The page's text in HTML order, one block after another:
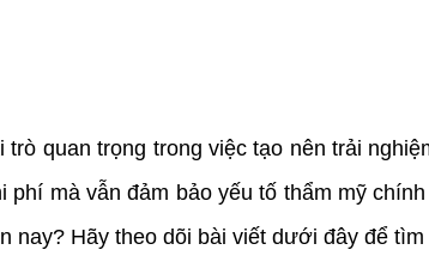
quan trọng trong việc tạo nên trải
mà vẫn đảm bảo yếu tố thẩm mỹ
nay? Hãy theo dõi bài viết dưới đây để